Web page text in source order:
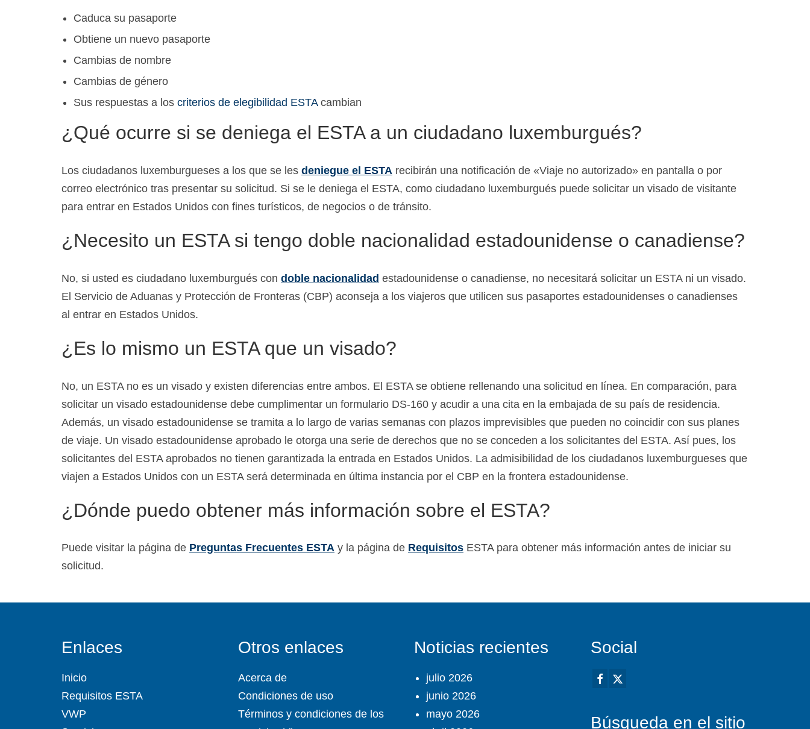
Caduca su pasaporte
Obtiene un nuevo pasaporte
Cambias de nombre
Cambias de género
Sus respuestas a los criterios de elegibilidad ESTAcambian
¿Qué ocurre si se deniega el ESTA a un ciudadano luxemburgués?
Los ciudadanos luxemburgueses a los que se les deniegue el ESTA recibirán una notificación de «Viaje no autorizado» en pantalla o por
correo electrónico tras presentar su solicitud. Si se le deniega el ESTA, como ciudadano luxemburgués puede solicitar un visado de visitante
para entrar en Estados Unidos con fines turísticos, de negocios o de tránsito.
¿Necesito un ESTA si tengo doble nacionalidad estadounidense o canadiense?
No, si usted es ciudadano luxemburgués con doble nacionalidad estadounidense o canadiense, no necesitará solicitar un ESTA ni un visado.
El Servicio de Aduanas y Protección de Fronteras (CBP) aconseja a los viajeros que utilicen sus pasaportes estadounidenses o canadienses
al entrar en Estados Unidos.
¿Es lo mismo un ESTA que un visado?
No, un ESTA no es un visado y existen diferencias entre ambos. El ESTA se obtiene rellenando una solicitud en línea. En comparación, para
solicitar un visado estadounidense debe cumplimentar un formulario DS-160 y acudir a una cita en la embajada de su país de residencia.
Además, un visado estadounidense se tramita a lo largo de varias semanas con plazos imprevisibles que pueden no coincidir con sus planes
de viaje. Un visado estadounidense aprobado le otorga una serie de derechos que no se conceden a los solicitantes del ESTA. Así pues, los
solicitantes del ESTA aprobados no tienen garantizada la entrada en Estados Unidos. La admisibilidad de los ciudadanos luxemburgueses que
viajen a Estados Unidos con un ESTA será determinada en última instancia por el CBP en la frontera estadounidense.
¿Dónde puedo obtener más información sobre el ESTA?
Puede visitar la página de Preguntas Frecuentes ESTA y la página de Requisitos ESTA para obtener más información antes de iniciar su
solicitud.
Enlaces
Inicio
Requisitos ESTA
VWP
Otros enlaces
Acerca de
Condiciones de uso
Términos y condiciones de los
Noticias recientes
julio 2026
junio 2026
mayo 2026
Social
Búsqueda en el sitio